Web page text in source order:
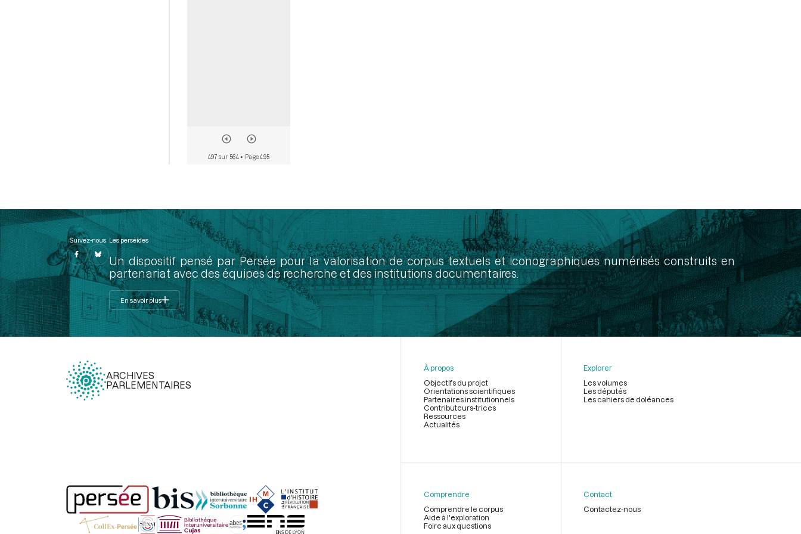
497 sur 564 • Page 495
Suivez-nous Les perséides
Un dispositif pensé par Persée pour la valorisation de corpus textuels et iconographiques numérisés construits en
partenariat avec des équipes de recherche et des institutions documentaires.
En savoir plus
ARCHIVES
PARLEMENTAIRES
page
À propos
Objectifs du projet
Orientations scientifiques
Partenaires institutionnels
Contributeurs-trices
Ressources
Actualités
Explorer
Les volumes
Les députés
Les cahiers de doléances
Comprendre
Comprendre le corpus
Aide à l'exploration
Foire aux questions
Contact
Contactez-nous